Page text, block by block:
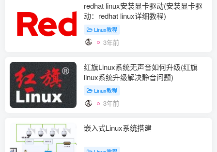
redhat linux安装显卡驱动(安装显卡驱
动：redhat linux详细教程)
Linux教程
3年前
红旗Linux系统无声音如何升级(红旗
linux系统升级解决静音问题)
Linux教程
3年前
嵌入式Linux系统搭建